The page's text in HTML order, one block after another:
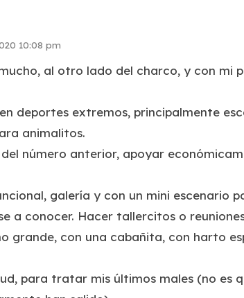
10:08 pm
al otro lado del charco, y con mi
deportes extremos, principalmente
animalitos.
número anterior, apoyar
galería y con un mini escenario
a conocer. Hacer tallercitos o
grande, con una cabañita, con harto
para tratar mis últimos males (no es